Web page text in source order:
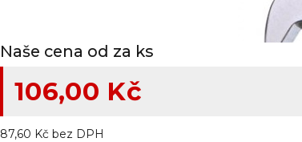
Naše cena od za ks
106,00 Kč
87,60 Kč bez DPH